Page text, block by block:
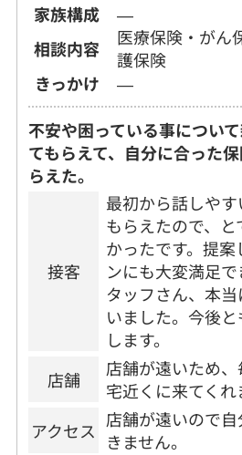
家族構成
―
相談内容
医療保険・がん
護保険
きっかけ
―
不安や困っている事につい
てもらえて、自分に合った
らえた。
接客
最初から話しや
もらえたので、
かったです。提
ンにも大変満足
タッフさん、本
いました。今後
します。
店舗
店舗が遠いため
宅近くに来てくれ
アクセス 店舗が遠いので
きません。